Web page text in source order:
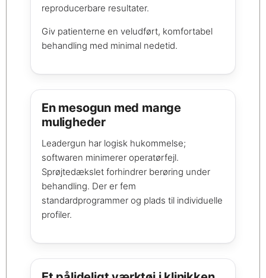
reproducerbare resultater.
Giv patienterne en veludført, komfortabel
behandling med minimal nedetid.
En mesogun med mange
muligheder
Leadergun har logisk hukommelse;
softwaren minimerer operatørfejl.
Sprøjtedækslet forhindrer berøring under
behandling. Der er fem
standardprogrammer og plads til individuelle
profiler.